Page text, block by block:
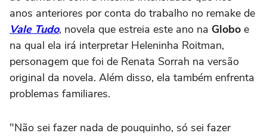
anos anteriores por conta do trabalho no remake de
Vale Tudo, novela que estreia este ano na Globo e
na qual ela irá interpretar Heleninha Roitman,
personagem que foi de Renata Sorrah na versão
original da novela. Além disso, ela também enfrenta
problemas familiares.
"Não sei fazer nada de pouquinho, só sei fazer